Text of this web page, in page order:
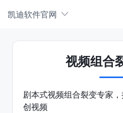
凯迪软件官网
视频组合
剧本式视频组合裂变专家
创视频